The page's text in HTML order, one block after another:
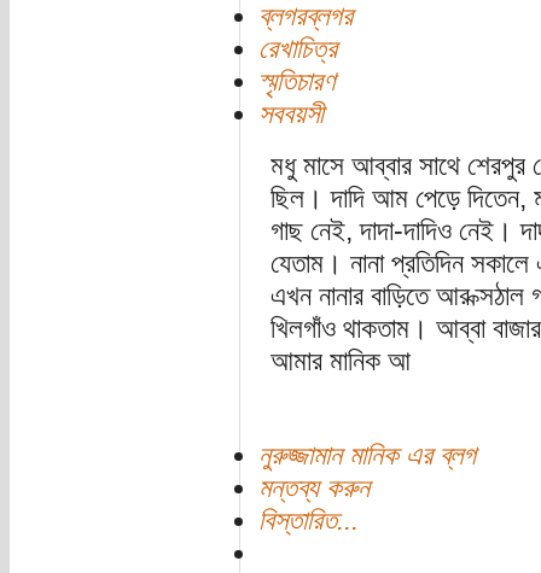
ব্লগরব্লগর
রেখাচিত্র
স্মৃতিচারণ
সববয়সী
মধু মাসে আব্বার সাথে শেরপুর
ছিল। দাদি আম পেড়ে
গাছ নেই, দাদা-দাদিও নেই।
যেতাম। নানা প্রতিদিন
এখন নানার বাড়িতে আর
খিলগাঁও থাকতাম। আব্বা
আমার মানিক আ
নুরুজ্জামান মানিক এর ব্লগ
মন্তব্য করুন
বিস্তারিত...